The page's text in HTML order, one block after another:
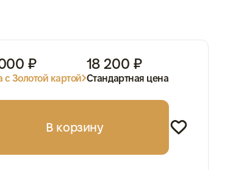
₽
с Золотой картой
18 200 ₽
Стандартная цена
В корзину